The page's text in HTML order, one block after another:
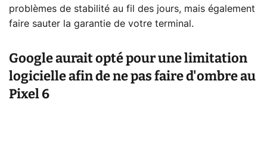
problèmes de stabilité au fil des jours, mais également
faire sauter la garantie de votre terminal.
Google aurait opté pour une limitation
logicielle afin de ne pas faire d'ombre au
Pixel 6